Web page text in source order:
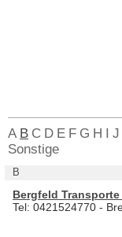
A B C D E F G H I J
Sonstige
B
Bergfeld Transporte
Tel: 0421524770 -